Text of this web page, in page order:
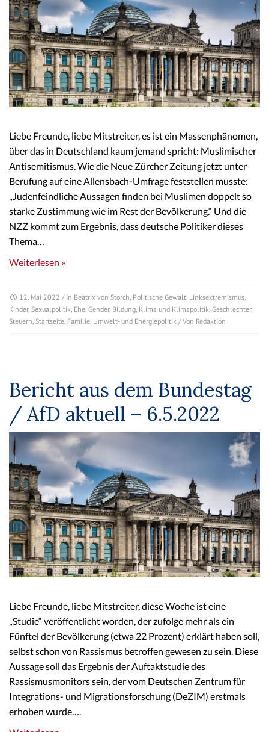
Liebe Freunde, liebe Mitstreiter, es ist ein Massenphänomen,
über das in Deutschland kaum jemand spricht: Muslimischer
Antisemitismus. Wie die Neue Zürcher Zeitung jetzt unter
Berufung auf eine Allensbach-Umfrage feststellen musste:
„Judenfeindliche Aussagen finden bei Muslimen doppelt so
starke Zustimmung wie im Rest der Bevölkerung.“ Und die
NZZ kommt zum Ergebnis, dass deutsche Politiker dieses
Thema…
Weiterlesen »
12. Mai 2022 / In Beatrix von Storch, Politische Gewalt, Linksextremismus,
Kinder, Sexualpolitik, Ehe, Gender, Bildung, Klima und Klimapolitik, Geschlechter,
Steuern, Startseite, Familie, Umwelt- und Energiepolitik / Von Redaktion
Bericht aus dem Bundestag
/ AfD aktuell – 6.5.2022
Liebe Freunde, liebe Mitstreiter, diese Woche ist eine
„Studie“ veröffentlicht worden, der zufolge mehr als ein
Fünftel der Bevölkerung (etwa 22 Prozent) erklärt haben soll,
selbst schon von Rassismus betroffen gewesen zu sein. Diese
Aussage soll das Ergebnis der Auftaktstudie des
Rassismusmonitors sein, der vom Deutschen Zentrum für
Integrations- und Migrationsforschung (DeZIM) erstmals
erhoben wurde….